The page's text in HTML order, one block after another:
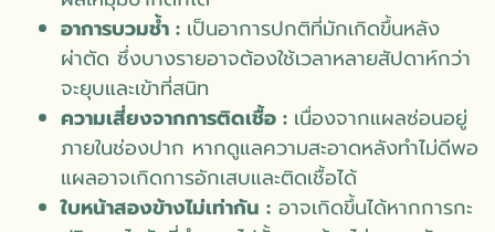
อาการบวมช้ำ : เป็นอาการปกติที่มักเกิดขึ้นหลัง
ผ่าตัด ซึ่งบางรายอาจต้องใช้เวลาหลายสัปดาห์กว่า
จะยุบและเข้าที่สนิท
ความเสี่ยงจากการติดเชื้อ : เนื่องจากแผลซ่อนอยู่
ภายในช่องปาก หากดูแลความสะอาดหลังทำไม่ดีพอ
แผลอาจเกิดการอักเสบและติดเชื้อได้
ใบหน้าสองข้างไม่เท่ากัน : อาจเกิดขึ้นได้หากการกะ